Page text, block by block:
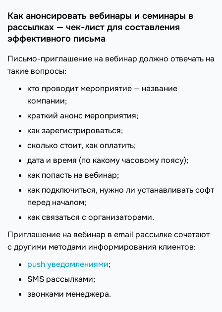
Как анонсировать вебинары и семинары в
рассылках — чек-лист для составления
эффективного письма
Письмо-приглашение на вебинар должно отвечать на
такие вопросы:
кто проводит мероприятие — название
компании;
краткий анонс мероприятия;
как зарегистрироваться;
сколько стоит, как оплатить;
дата и время (по какому часовому поясу);
как попасть на вебинар;
как подключиться, нужно ли устанавливать софт
перед началом;
как связаться с организаторами.
Приглашение на вебинар в email рассылке сочетают
с другими методами информирования клиентов:
push уведомлениями;
SMS рассылками;
звонками менеджера.